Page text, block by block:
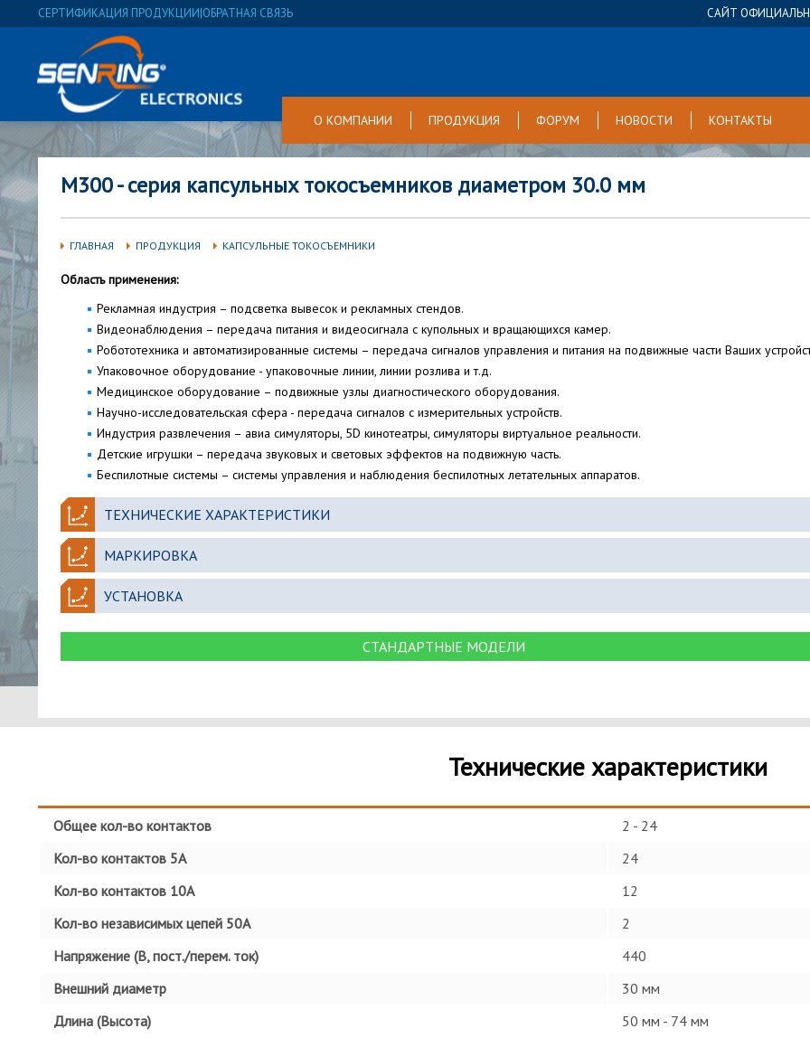
СЕРТИФИКАЦИЯ ПРОДУКЦИИ|ОБРАТНАЯ СВЯЗЬ САЙТ
О КОМПАНИИ ПРОДУКЦИЯ ФОРУМ НОВОСТИ КОНТАКТЫ
M300 - серия капсульных токосъемников диаметром 30.0 мм
ГЛАВНАЯ ПРОДУКЦИЯ КАПСУЛЬНЫЕ ТОКОСЪЕМНИКИ
Область применения:
Рекламная индустрия – подсветка вывесок и рекламных стендов.
Видеонаблюдения – передача питания и видеосигнала с купольных и вращающихся камер.
Робототехника и автоматизированные системы – передача сигналов управления и питания на подвижные части Ваших
Упаковочное оборудование - упаковочные линии, линии розлива и т.д.
Медицинское оборудование – подвижные узлы диагностического оборудования.
Научно-исследовательская сфера - передача сигналов с измерительных устройств.
Индустрия развлечения – авиа симуляторы, 5D кинотеатры, симуляторы виртуальное реальности.
Детские игрушки – передача звуковых и световых эффектов на подвижную часть.
Беспилотные системы – системы управления и наблюдения беспилотных летательных аппаратов.
ТЕХНИЧЕСКИЕ ХАРАКТЕРИСТИКИ
МАРКИРОВКА
УСТАНОВКА
СТАНДАРТНЫЕ МОДЕЛИ
Технические характеристики
Общее кол-во контактов
2 - 24
Кол-во контактов 5А
24
Кол-во контактов 10А
12
Кол-во независимых цепей 50А
2
Напряжение (В, пост./перем. ток)
440
Внешний диаметр
30 мм
Длина (Высота)
50 мм - 74 мм